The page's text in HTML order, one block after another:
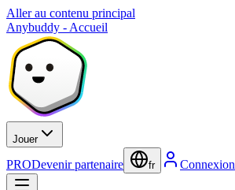
Aller au contenu principal
Anybuddy - Accueil
Jouer
PRODevenir partenaire fr Connexion